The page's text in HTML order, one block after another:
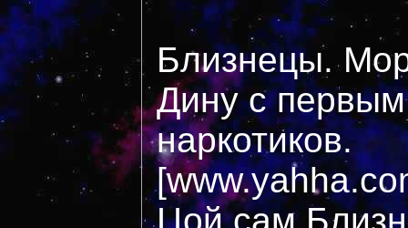
Близнецы.
Дину с
наркотиков.